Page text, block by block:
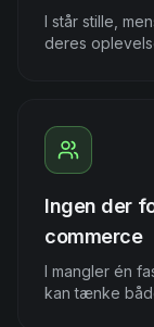
I står stille,
deres
Ingen der
commerce
I mangler én
kan tænke